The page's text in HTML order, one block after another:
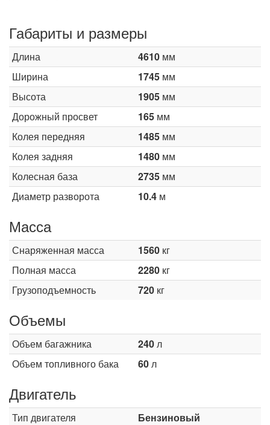
Габариты и размеры
Длина 4610 мм
Ширина
1745 мм
Высота
1905 мм
Дорожный просвет
165 мм
Колея передняя
1485 мм
Колея задняя
1480 мм
Колесная база
2735 мм
Диаметр разворота
10.4 м
Масса
Снаряженная масса 1560 кг
Полная масса
2280 кг
Грузоподъемность
720 кг
Объемы
Объем багажника 240л
Объем топливного бака
60л
Двигатель
Тип двигателя
Бензиновый